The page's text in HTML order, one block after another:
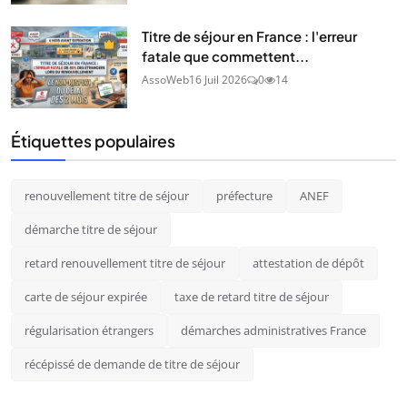
Titre de séjour en France : l'erreur
fatale que commettent...
AssoWeb16 Juil 2026 0 14
Étiquettes populaires
renouvellement titre de séjour préfecture ANEF
démarche titre de séjour
retard renouvellement titre de séjour attestation de dépôt
carte de séjour expirée taxe de retard titre de séjour
régularisation étrangers démarches administratives France
récépissé de demande de titre de séjour